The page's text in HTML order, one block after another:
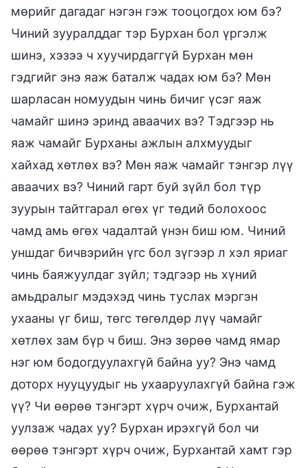
мөрийг дагадаг нэгэн гэж тооцогдох юм бэ?
Чиний зууралддаг тэр Бурхан бол үргэлж
шинэ, хэзээ ч хуучирдаггүй Бурхан мөн
гэдгийг энэ яаж баталж чадах юм бэ? Мөн
шарласан номуудын чинь бичиг үсэг яаж
чамайг шинэ эринд аваачих вэ? Тэдгээр нь
яаж чамайг Бурханы ажлын алхмуудыг
хайхад хөтлөх вэ? Мөн яаж чамайг тэнгэр лүү
аваачих вэ? Чиний гарт буй зүйл бол түр
зуурын тайтгарал өгөх үг төдий болохоос
чамд амь өгөх чадалтай үнэн биш юм. Чиний
уншдаг бичвэрийн үгс бол зүгээр л хэл яриаг
чинь баяжуулдаг зүйл; тэдгээр нь хүний
амьдралыг мэдэхэд чинь туслах мэргэн
ухааны үг биш, төгс төгөлдөр лүү чамайг
хөтлөх зам бүр ч биш. Энэ зөрөө чамд ямар
нэг юм бодогдуулахгүй байна уу? Энэ чамд
доторх нууцуудыг нь ухааруулахгүй байна гэж
үү? Чи өөрөө тэнгэрт хүрч очиж, Бурхантай
уулзаж чадах уу? Бурхан ирэхгүй бол чи
өөрөө тэнгэрт хүрч очиж, Бурхантай хамт гэр